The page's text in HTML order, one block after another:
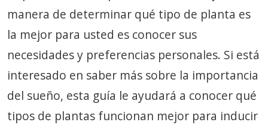
manera de determinar qué tipo de planta es
la mejor para usted es conocer sus
necesidades y preferencias personales. Si está
interesado en saber más sobre la importancia
del sueño, esta guía le ayudará a conocer qué
tipos de plantas funcionan mejor para inducir